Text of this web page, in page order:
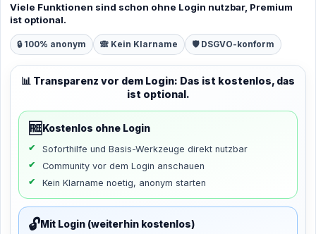
Viele Funktionen sind schon ohne Login nutzbar, Premium
ist optional.
🔒 100% anonym 🙈 Kein Klarname 🛡️ DSGVO-konform
📊 Transparenz vor dem Login: Das ist kostenlos, das
ist optional.
🆓 Kostenlos ohne Login
Soforthilfe und Basis-Werkzeuge direkt nutzbar
Community vor dem Login anschauen
Kein Klarname noetig, anonym starten
🔓Mit Login (weiterhin kostenlos)